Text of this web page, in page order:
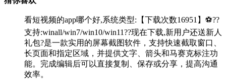
看短视频的app哪个好,系统类型:【下载次数16951】⚽??
支持:winall/win7/win10/win11??现在下载,新用户还送新人
礼包?是一款实用的屏幕截图软件，支持快速截取窗口、
长页面和指定区域，并提供文字、箭头和马赛克标注功
能。完成编辑后可以直接复制、保存或分享，提高沟通
效率。